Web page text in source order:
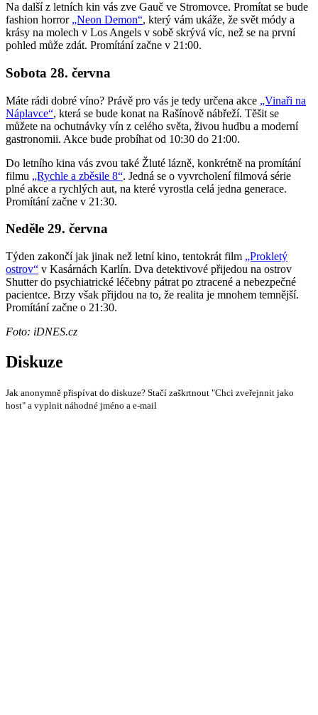
Na další z letních kin vás zve Gauč ve Stromovce. Promítat se bude
fashion horror „Neon Demon“, který vám ukáže, že svět módy a
krásy na molech v Los Angels v sobě skrývá víc, než se na první
pohled může zdát. Promítání začne v 21:00.
Sobota 28. června
Máte rádi dobré víno? Právě pro vás je tedy určena akce „Vinaři na
Náplavce“, která se bude konat na Rašínově nábřeží. Těšit se
můžete na ochutnávky vín z celého světa, živou hudbu a moderní
gastronomii. Akce bude probíhat od 10:30 do 21:00.
Do letního kina vás zvou také Žluté lázně, konkrétně na promítání
filmu „Rychle a zběsile 8“. Jedná se o vyvrcholení filmová série
plné akce a rychlých aut, na které vyrostla celá jedna generace.
Promítání začne v 21:30.
Neděle 29. června
Týden zakončí jak jinak než letní kino, tentokrát film „Prokletý
ostrov“ v Kasárnách Karlín. Dva detektivové přijedou na ostrov
Shutter do psychiatrické léčebny pátrat po ztracené a nebezpečné
pacientce. Brzy však přijdou na to, že realita je mnohem temnější.
Promítání začne o 21:30.
Foto: iDNES.cz
Diskuze
Jak anonymně přispívat do diskuze? Stačí zaškrtnout "Chci zveřejnnit jako
host" a vyplnit náhodné jméno a e-mail